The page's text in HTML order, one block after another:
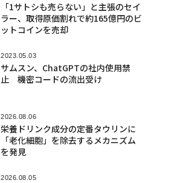
「1サトシも売らない」と主張のセイ
ラー、取得原価割れで約165億円のビ
ットコインを売却
2023.05.03
サムスン、ChatGPTの社内使用禁
止 機密コードの流出受け
2026.08.06
栄養ドリンク成分の定番タウリンに
「老化細胞」を除去するメカニズム
を発見
2026.08.05